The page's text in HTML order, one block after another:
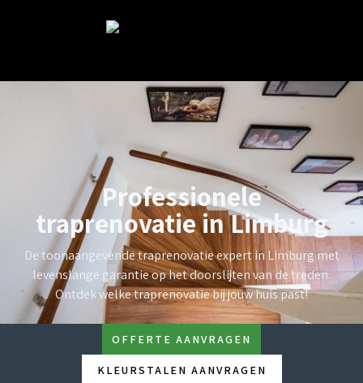
Professionele
traprenovatie in Limburg
De toonaangevende traprenovatie expert in Limburg met
levenslange garantie op het doorslijten van de treden.
Ontdek welke traprenovatie bij jouw huis past!
OFFERTE AANVRAGEN
KLEURSTALEN AANVRAGEN